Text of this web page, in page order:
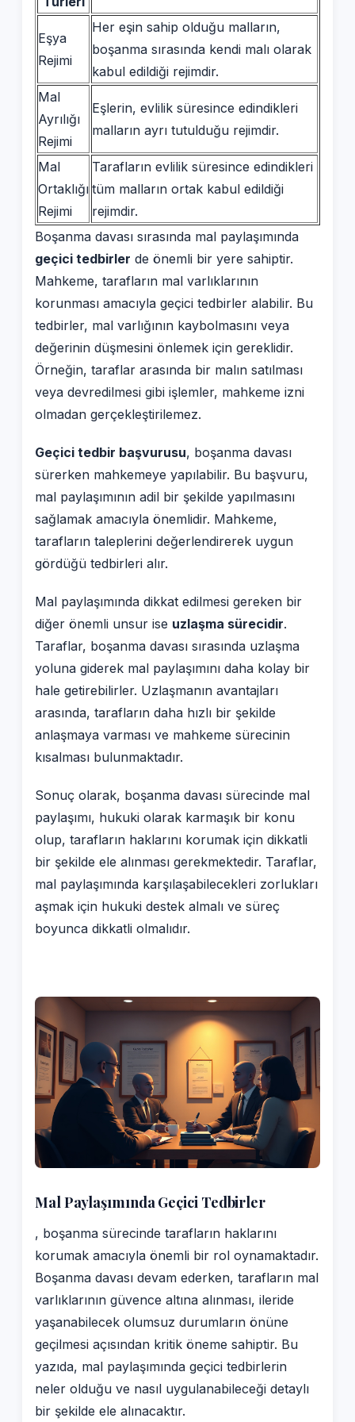
Eşya
Rejimi
Her eşin sahip olduğu malların,
boşanma sırasında kendi malı olarak
kabul edildiği rejimdir.
Mal
Ayrılığı
Rejimi
Eşlerin, evlilik süresince edindikleri
malların ayrı tutulduğu rejimdir.
Mal
Ortaklığı
Rejimi
Tarafların evlilik süresince edindikleri
tüm malların ortak kabul edildiği
rejimdir.
Boşanma davası sırasında mal paylaşımında
geçici tedbirler de önemli bir yere sahiptir.
Mahkeme, tarafların mal varlıklarının
korunması amacıyla geçici tedbirler alabilir. Bu
tedbirler, mal varlığının kaybolmasını veya
değerinin düşmesini önlemek için gereklidir.
Örneğin, taraflar arasında bir malın satılması
veya devredilmesi gibi işlemler, mahkeme izni
olmadan gerçekleştirilemez.
Geçici tedbir başvurusu, boşanma davası
sürerken mahkemeye yapılabilir. Bu başvuru,
mal paylaşımının adil bir şekilde yapılmasını
sağlamak amacıyla önemlidir. Mahkeme,
tarafların taleplerini değerlendirerek uygun
gördüğü tedbirleri alır.
Mal paylaşımında dikkat edilmesi gereken bir
diğer önemli unsur ise uzlaşma sürecidir.
Taraflar, boşanma davası sırasında uzlaşma
yoluna giderek mal paylaşımını daha kolay bir
hale getirebilirler. Uzlaşmanın avantajları
arasında, tarafların daha hızlı bir şekilde
anlaşmaya varması ve mahkeme sürecinin
kısalması bulunmaktadır.
Sonuç olarak, boşanma davası sürecinde mal
paylaşımı, hukuki olarak karmaşık bir konu
olup, tarafların haklarını korumak için dikkatli
bir şekilde ele alınması gerekmektedir. Taraflar,
mal paylaşımında karşılaşabilecekleri zorlukları
aşmak için hukuki destek almalı ve süreç
boyunca dikkatli olmalıdır.
Mal Paylaşımında Geçici Tedbirler
, boşanma sürecinde tarafların haklarını
korumak amacıyla önemli bir rol oynamaktadır.
Boşanma davası devam ederken, tarafların mal
varlıklarının güvence altına alınması, ileride
yaşanabilecek olumsuz durumların önüne
geçilmesi açısından kritik öneme sahiptir. Bu
yazıda, mal paylaşımında geçici tedbirlerin
neler olduğu ve nasıl uygulanabileceği detaylı
bir şekilde ele alınacaktır.